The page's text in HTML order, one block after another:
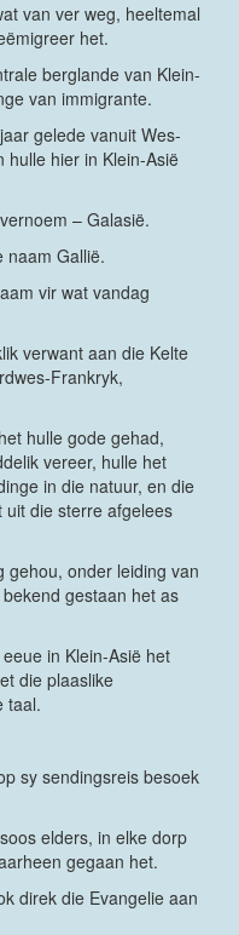
van ver weg, heeltemal
het.
berglande van Klein-
van immigrante.
gelede vanuit Wes-
hulle hier in Klein-Asië
– Galasië.
naam Gallië.
vir wat vandag
verwant aan die Kelte
Frankryk,
hulle gode gehad,
vereer, hulle het
in die natuur, en die
die sterre afgelees
gehou, onder leiding van
gestaan het as
in Klein-Asië het
die plaaslike
taal.
sy sendingsreis besoek
elders, in elke dorp
gegaan het.
direk die Evangelie aan